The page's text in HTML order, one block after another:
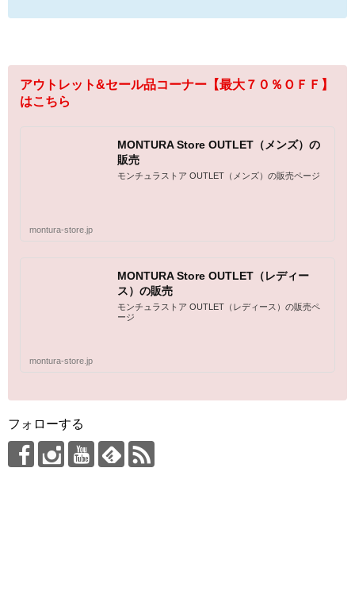
アウトレット&セール品コーナー【最大７０％ＯＦＦ】
はこちら
MONTURA Store OUTLET（メンズ）の
販売
モンチュラストア OUTLET（メンズ）の販売ページ
montura-store.jp
MONTURA Store OUTLET（レディー
ス）の販売
モンチュラストア OUTLET（レディース）の販売ペ
ージ
montura-store.jp
フォローする